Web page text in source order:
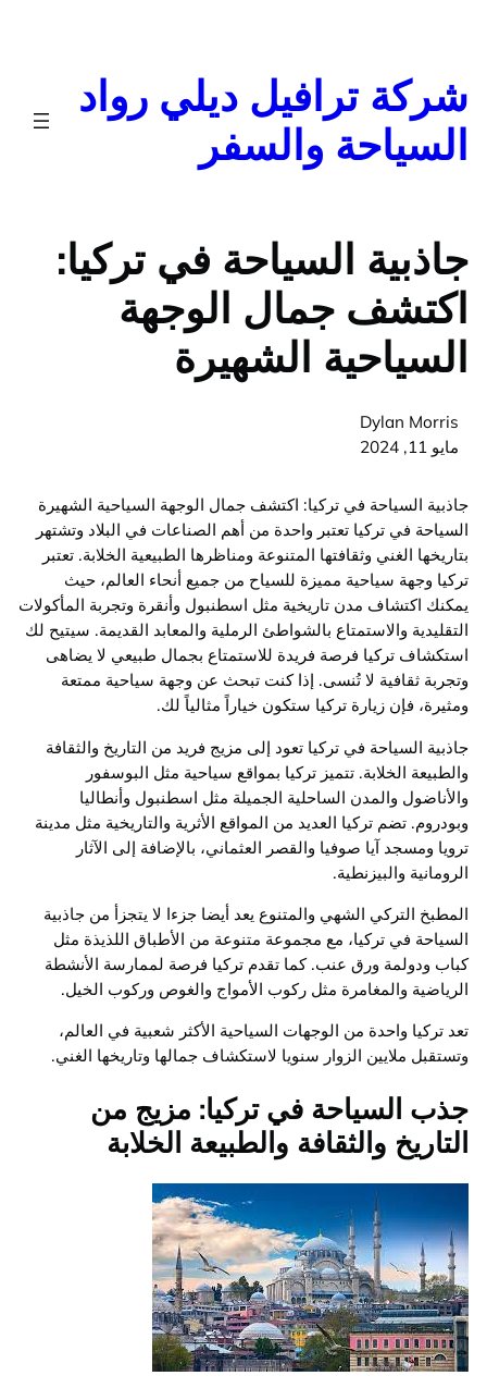
شركة ترافيل ديلي رواد
السياحة والسفر
جاذبية السياحة في تركيا:
اكتشف جمال الوجهة
السياحية الشهيرة
Dylan Morris
مايو 11, 2024
جاذبية السياحة في تركيا: اكتشف جمال الوجهة السياحية الشهيرة
السياحة في تركيا تعتبر واحدة من أهم الصناعات في البلاد وتشتهر
بتاريخها الغني وثقافتها المتنوعة ومناظرها الطبيعية الخلابة. تعتبر
تركيا وجهة سياحية مميزة للسياح من جميع أنحاء العالم، حيث
يمكنك اكتشاف مدن تاريخية مثل اسطنبول وأنقرة وتجربة المأكولات
التقليدية والاستمتاع بالشواطئ الرملية والمعابد القديمة. سيتيح لك
استكشاف تركيا فرصة فريدة للاستمتاع بجمال طبيعي لا يضاهى
وتجربة ثقافية لا تُنسى. إذا كنت تبحث عن وجهة سياحية ممتعة
ومثيرة، فإن زيارة تركيا ستكون خياراً مثالياً لك.
جاذبية السياحة في تركيا تعود إلى مزيج فريد من التاريخ والثقافة
والطبيعة الخلابة. تتميز تركيا بمواقع سياحية مثل البوسفور
والأناضول والمدن الساحلية الجميلة مثل اسطنبول وأنطاليا
وبودروم. تضم تركيا العديد من المواقع الأثرية والتاريخية مثل مدينة
ترويا ومسجد آيا صوفيا والقصر العثماني، بالإضافة إلى الآثار
الرومانية والبيزنطية.
المطبخ التركي الشهي والمتنوع يعد أيضا جزءا لا يتجزأ من جاذبية
السياحة في تركيا، مع مجموعة متنوعة من الأطباق اللذيذة مثل
كباب ودولمة ورق عنب. كما تقدم تركيا فرصة لممارسة الأنشطة
الرياضية والمغامرة مثل ركوب الأمواج والغوص وركوب الخيل.
تعد تركيا واحدة من الوجهات السياحية الأكثر شعبية في العالم،
وتستقبل ملايين الزوار سنويا لاستكشاف جمالها وتاريخها الغني.
جذب السياحة في تركيا: مزيج من
التاريخ والثقافة والطبيعة الخلابة